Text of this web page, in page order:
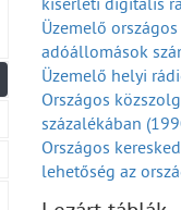
kísérleti digitális
Üzemelő
adóállomások
Üzemelő helyi
Országos
százalékában
Országos
lehetőség az
Országos és